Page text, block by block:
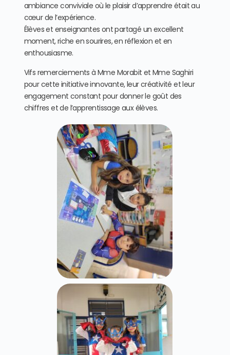
ambiance conviviale où le plaisir d’apprendre était au
cœur de l’expérience.
Élèves et enseignantes ont partagé un excellent
moment, riche en sourires, en réflexion et en
enthousiasme.
Vifs remerciements à Mme Morabit et Mme Saghiri
pour cette initiative innovante, leur créativité et leur
engagement constant pour donner le goût des
chiffres et de l’apprentissage aux élèves.